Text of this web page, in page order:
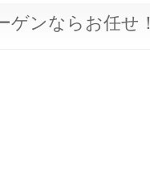
ンならお任せ！